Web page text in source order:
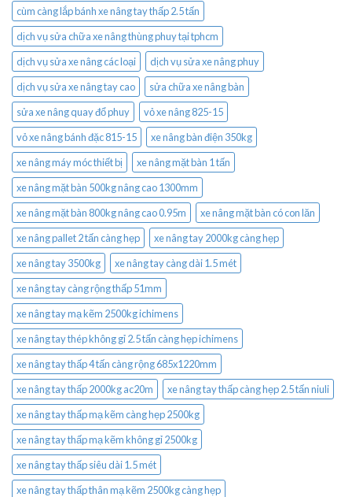
cùm càng lắp bánh xe nâng tay thấp 2.5 tấn
dịch vụ sửa chữa xe nâng thùng phuy tại tphcm
dịch vụ sửa xe nâng các loại
dịch vụ sửa xe nâng phuy
dịch vụ sửa xe nâng tay cao
sửa chữa xe nâng bàn
sửa xe nâng quay đổ phuy
vỏ xe nâng 825-15
vỏ xe nâng bánh đặc 815-15
xe nâng bàn điện 350kg
xe nâng máy móc thiết bị
xe nâng mặt bàn 1 tấn
xe nâng mặt bàn 500kg nâng cao 1300mm
xe nâng mặt bàn 800kg nâng cao 0.95m
xe nâng mặt bàn có con lăn
xe nâng pallet 2 tấn càng hẹp
xe nâng tay 2000kg càng hẹp
xe nâng tay 3500kg
xe nâng tay càng dài 1.5 mét
xe nâng tay càng rộng thấp 51mm
xe nâng tay mạ kẽm 2500kg ichimens
xe nâng tay thép không gỉ 2.5 tấn càng hẹp ichimens
xe nâng tay thấp 4 tấn càng rộng 685x1220mm
xe nâng tay thấp 2000kg ac20m
xe nâng tay thấp càng hẹp 2.5 tấn niuli
xe nâng tay thấp mạ kẽm càng hẹp 2500kg
xe nâng tay thấp mạ kẽm không gỉ 2500kg
xe nâng tay thấp siêu dài 1.5 mét
xe nâng tay thấp thân mạ kẽm 2500kg càng hẹp